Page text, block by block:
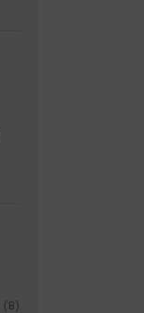
(8)